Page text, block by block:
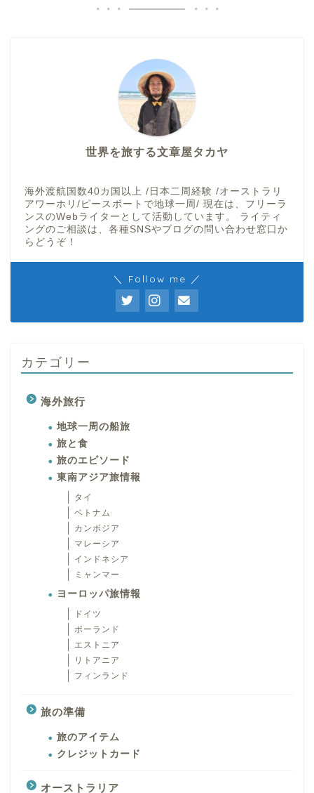
世界を旅する文章屋タカヤ
海外渡航国数40カ国以上 /日本二周経験 /オーストラリ
アワーホリ/ピースボートで地球一周/ 現在は、フリーラ
ンスのWebライターとして活動しています。 ライティ
ングのご相談は、各種SNSやブログの問い合わせ窓口か
らどうぞ！
＼ Follow me ／
カテゴリー
海外旅行
地球一周の船旅
旅と食
旅のエピソード
東南アジア旅情報
タイ
ベトナム
カンボジア
マレーシア
インドネシア
ミャンマー
ヨーロッパ旅情報
ドイツ
ポーランド
エストニア
リトアニア
フィンランド
旅の準備
旅のアイテム
クレジットカード
オーストラリア